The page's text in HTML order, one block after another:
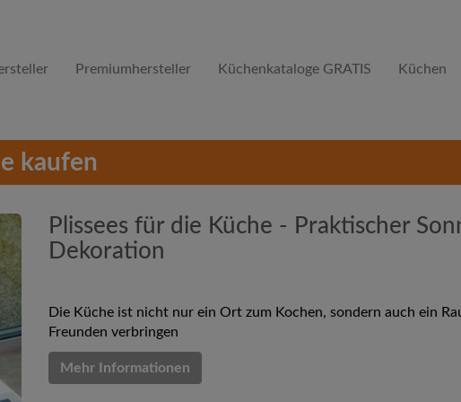
Premiumhersteller Küchenkataloge GRATIS Küchen
kaufen
Plissees für die Küche - Praktischer
Dekoration
Die Küche ist nicht nur ein Ort zum Kochen, sondern auch ein
Freunden verbringen
Mehr Informationen